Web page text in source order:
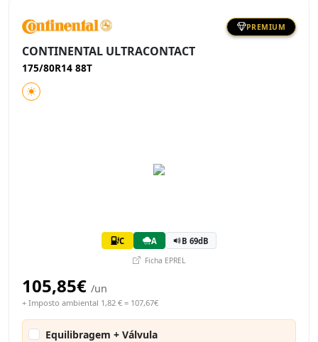
PREMIUM
CONTINENTAL ULTRACONTACT
175/80R14 88T
C A B 69dB
Ficha EPREL
105,85€ /un
+ Imposto ambiental 1,82 € = 107,67€
Equilibragem + Válvula